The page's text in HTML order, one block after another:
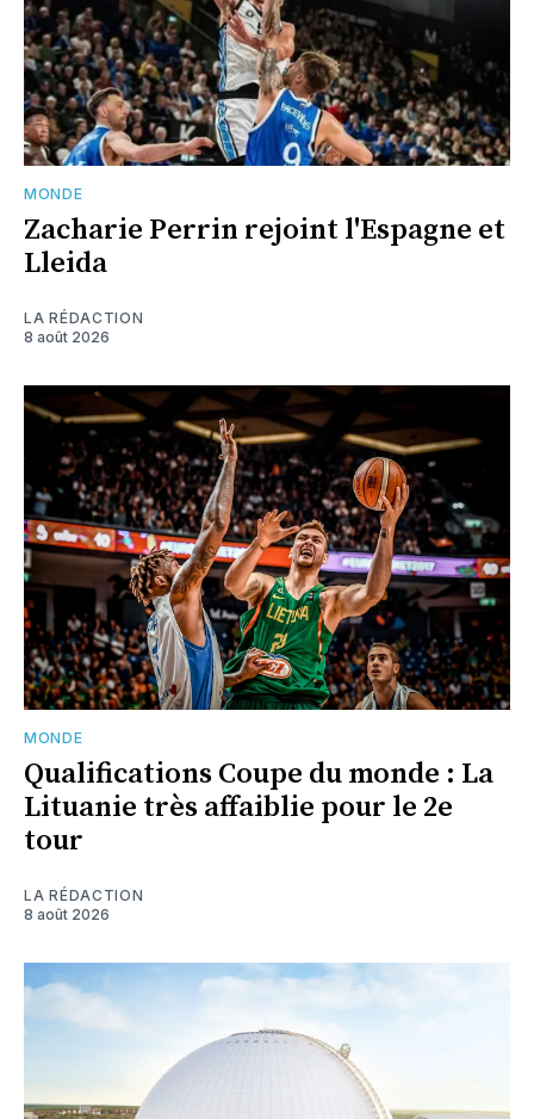
MONDE
Zacharie Perrin rejoint l'Espagne et
Lleida
LA RÉDACTION
8 août 2026
MONDE
Qualifications Coupe du monde : La
Lituanie très affaiblie pour le 2e
tour
LA RÉDACTION
8 août 2026